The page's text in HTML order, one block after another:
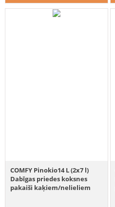
COMFY Pinokio14 L (2x7 l)
Dabīgas priedes koksnes
pakaiši kaķiem/nelieliem